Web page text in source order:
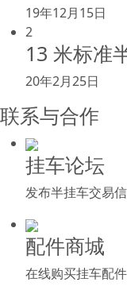
19年12月15日
2
13 米标准
20年2月25日
联系与合作
挂车论坛
发布半挂车交易
配件商城
在线购买挂车配件